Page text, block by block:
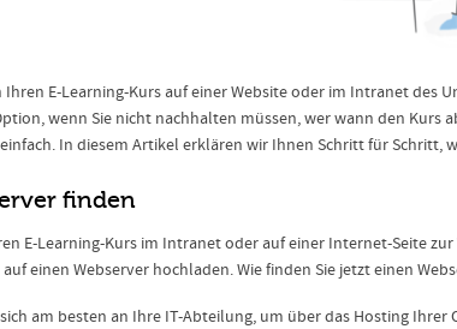
Ihren E-Learning-Kurs auf einer Website oder im Intranet des
wenn Sie nicht nachhalten müssen, wer wann den Kurs
In diesem Artikel erklären wir Ihnen Schritt für Schritt,
finden
E-Learning-Kurs im Intranet oder auf einer Internet-Seite
einen Webserver hochladen. Wie finden Sie jetzt einen
am besten an Ihre IT-Abteilung, um über das Hosting Ihrer